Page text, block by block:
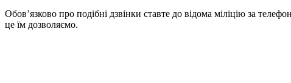
Обов’язково про подібні дзвінки ставте до відома міліцію за
це їм дозволяємо.